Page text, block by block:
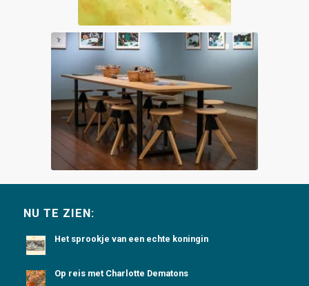
NU TE ZIEN:
Het sprookje van een echte koningin
Op reis met Charlotte Dematons